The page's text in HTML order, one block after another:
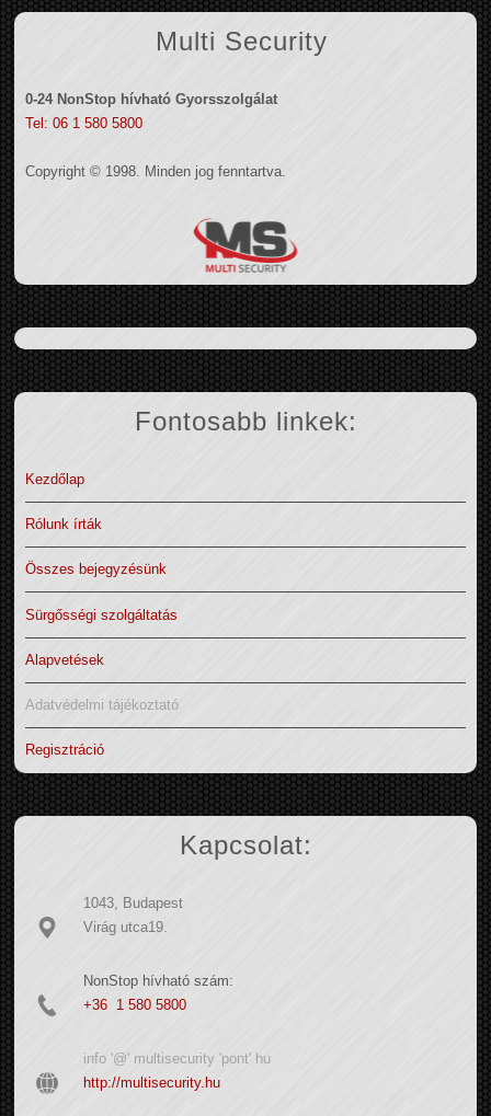
Multi Security
0-24 NonStop hívható Gyorsszolgálat
Tel: 06 1 580 5800
Copyright © 1998. Minden jog fenntartva.
Fontosabb linkek:
Kezdőlap
Rólunk írták
Összes bejegyzésünk
Sürgősségi szolgáltatás
Alapvetések
Adatvédelmi tájékoztató
Regisztráció
Kapcsolat:
1043, Budapest
Virág utca19.
NonStop hívható szám:
+36 1 580 5800
info '@' multisecurity 'pont' hu
http://multisecurity.hu